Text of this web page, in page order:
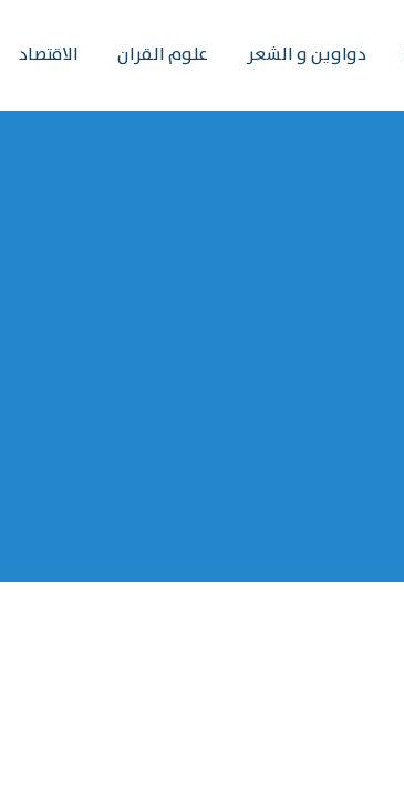
دواوين و الشعر علوم القران الاقتصاد